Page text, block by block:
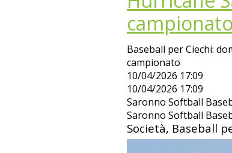
campionato
Baseball per Ciechi:
campionato
10/04/2026 17:09
10/04/2026 17:09
Saronno Softball
Saronno Softball
Società, Baseball